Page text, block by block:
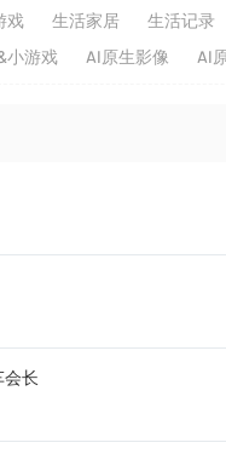
戏 生活家居
生活记录
小游戏 AI原生影像 AI
会长